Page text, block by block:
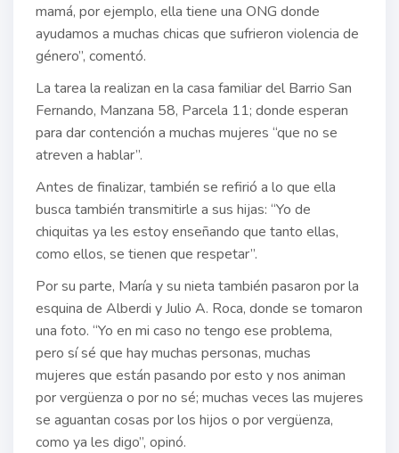
mamá, por ejemplo, ella tiene una ONG donde
ayudamos a muchas chicas que sufrieron violencia de
género”, comentó.
La tarea la realizan en la casa familiar del Barrio San
Fernando, Manzana 58, Parcela 11; donde esperan
para dar contención a muchas mujeres “que no se
atreven a hablar”.
Antes de finalizar, también se refirió a lo que ella
busca también transmitirle a sus hijas: “Yo de
chiquitas ya les estoy enseñando que tanto ellas,
como ellos, se tienen que respetar”.
Por su parte, María y su nieta también pasaron por la
esquina de Alberdi y Julio A. Roca, donde se tomaron
una foto. “Yo en mi caso no tengo ese problema,
pero sí sé que hay muchas personas, muchas
mujeres que están pasando por esto y nos animan
por vergüenza o por no sé; muchas veces las mujeres
se aguantan cosas por los hijos o por vergüenza,
como ya les digo”, opinó.